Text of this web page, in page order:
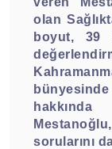
olan
boyut, 39
sorularını